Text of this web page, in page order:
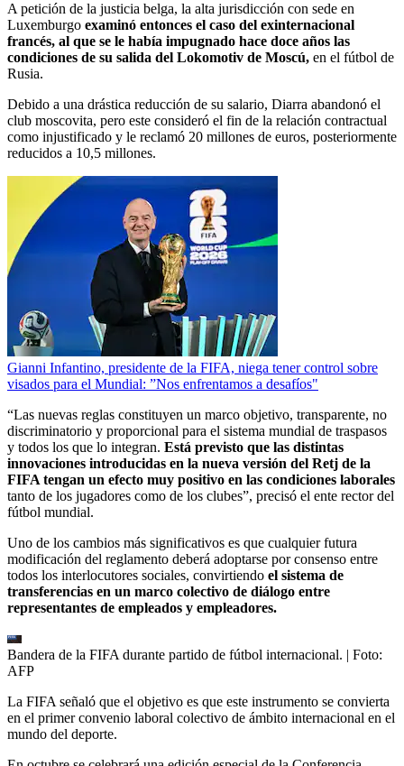
A petición de la justicia belga, la alta jurisdicción con sede en
Luxemburgo examinó entonces el caso del exinternacional
francés, al que se le había impugnado hace doce años las
condiciones de su salida del Lokomotiv de Moscú, en el fútbol de
Rusia.
Debido a una drástica reducción de su salario, Diarra abandonó el
club moscovita, pero este consideró el fin de la relación contractual
como injustificado y le reclamó 20 millones de euros, posteriormente
reducidos a 10,5 millones.
Gianni Infantino, presidente de la FIFA, niega tener control sobre
visados para el Mundial: ”Nos enfrentamos a desafíos"
“Las nuevas reglas constituyen un marco objetivo, transparente, no
discriminatorio y proporcional para el sistema mundial de traspasos
y todos los que lo integran. Está previsto que las distintas
innovaciones introducidas en la nueva versión del Retj de la
FIFA tengan un efecto muy positivo en las condiciones laborales
tanto de los jugadores como de los clubes”, precisó el ente rector del
fútbol mundial.
Uno de los cambios más significativos es que cualquier futura
modificación del reglamento deberá adoptarse por consenso entre
todos los interlocutores sociales, convirtiendo el sistema de
transferencias en un marco colectivo de diálogo entre
representantes de empleados y empleadores.
Bandera de la FIFA durante partido de fútbol internacional. | Foto:
AFP
La FIFA señaló que el objetivo es que este instrumento se convierta
en el primer convenio laboral colectivo de ámbito internacional en el
mundo del deporte.